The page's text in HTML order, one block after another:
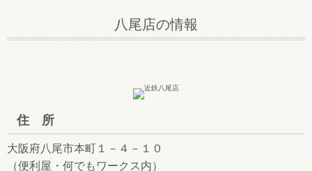
八尾店の情報
住 所
大阪府八尾市本町１－４－１０
（便利屋・何でもワークス内）